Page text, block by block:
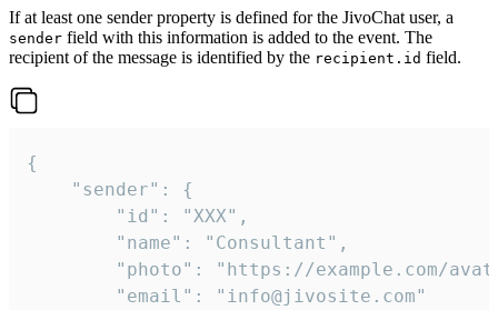
If at least one sender property is defined for the JivoChat user, a
sender field with this information is added to the event. The
recipient of the message is identified by the recipient.id field.
{